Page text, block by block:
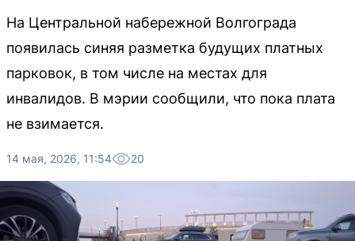
На Центральной набережной Волгограда
появилась синяя разметка будущих платных
парковок, в том числе на местах для
инвалидов. В мэрии сообщили, что пока плата
не взимается.
14 мая, 2026, 11:54 20